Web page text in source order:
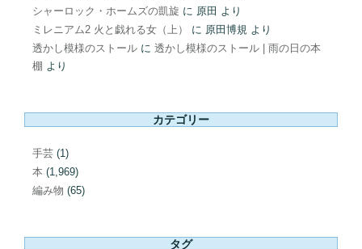
シャーロック・ホームズの凱旋 に 原田 より
ミレニアム2 火と戯れる女（上）
に 原田博規 より
透かし模様のストール に 透かし模様のストール | 雨の日の本
棚 より
カテゴリー
手芸 (1)
本 (1,969)
編み物 (65)
タグ